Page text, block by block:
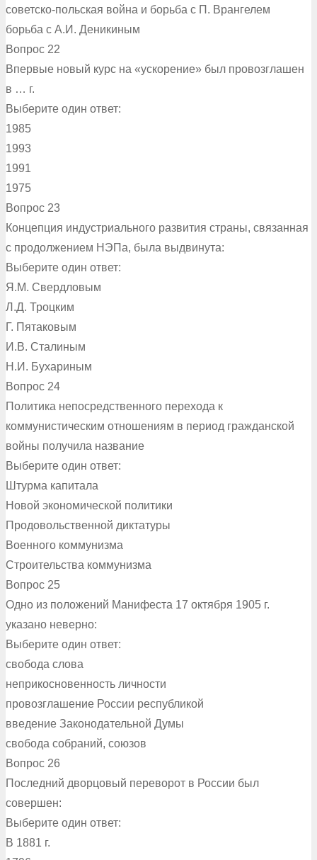
советско-польская война и борьба с П. Врангелем
борьба с А.И. Деникиным
Вопрос 22
Впервые новый курс на «ускорение» был провозглашен
в … г.
Выберите один ответ:
1985
1993
1991
1975
Вопрос 23
Концепция индустриального развития страны, связанная
с продолжением НЭПа, была выдвинута:
Выберите один ответ:
Я.М. Свердловым
Л.Д. Троцким
Г. Пятаковым
И.В. Сталиным
Н.И. Бухариным
Вопрос 24
Политика непосредственного перехода к
коммунистическим отношениям в период гражданской
войны получила название
Выберите один ответ:
Штурма капитала
Новой экономической политики
Продовольственной диктатуры
Военного коммунизма
Строительства коммунизма
Вопрос 25
Одно из положений Манифеста 17 октября 1905 г.
указано неверно:
Выберите один ответ:
свобода слова
неприкосновенность личности
провозглашение России республикой
введение Законодательной Думы
свобода собраний, союзов
Вопрос 26
Последний дворцовый переворот в России был
совершен:
Выберите один ответ:
В 1881 г.